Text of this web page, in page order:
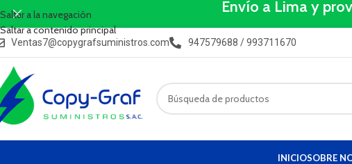
Saltar a la navegación
Saltar a contenido principal
Envío a Lima y
Ventas7@copygrafsuministros.com 947579688 / 993711670
INICIOSOBRE